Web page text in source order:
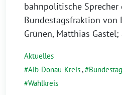
bahnpolitische Sprecher
Bundestagsfraktion von
Grünen, Matthias
Aktuelles
Alb-Donau-Kreis,
Wahlkreis